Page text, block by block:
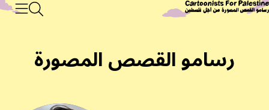
إلى المحتوى الرئيسيرسامو القصص المصورة من أجل فلسطين
البحث
القائمة Main
رسامو القصص المصورة
الصفحات